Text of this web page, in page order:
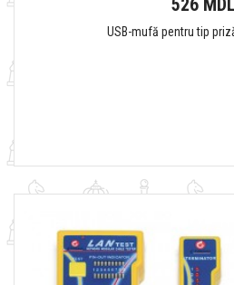
526 MDL
USB-mufă pentru tip